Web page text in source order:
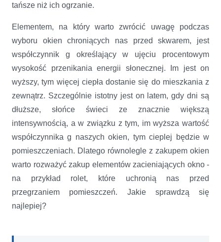
tańsze niż ich ogrzanie.
Elementem, na który warto zwrócić uwagę podczas
wyboru okien chroniących nas przed skwarem, jest
współczynnik g określający w ujęciu procentowym
wysokość przenikania energii słonecznej. Im jest on
wyższy, tym więcej ciepła dostanie się do mieszkania z
zewnątrz. Szczególnie istotny jest on latem, gdy dni są
dłuższe, słońce świeci ze znacznie większą
intensywnością, a w związku z tym, im wyższa wartość
współczynnika g naszych okien, tym cieplej będzie w
pomieszczeniach. Dlatego równolegle z zakupem okien
warto rozważyć zakup elementów zacieniających okno -
na przykład rolet, które uchronią nas przed
przegrzaniem pomieszczeń. Jakie sprawdzą się
najlepiej?